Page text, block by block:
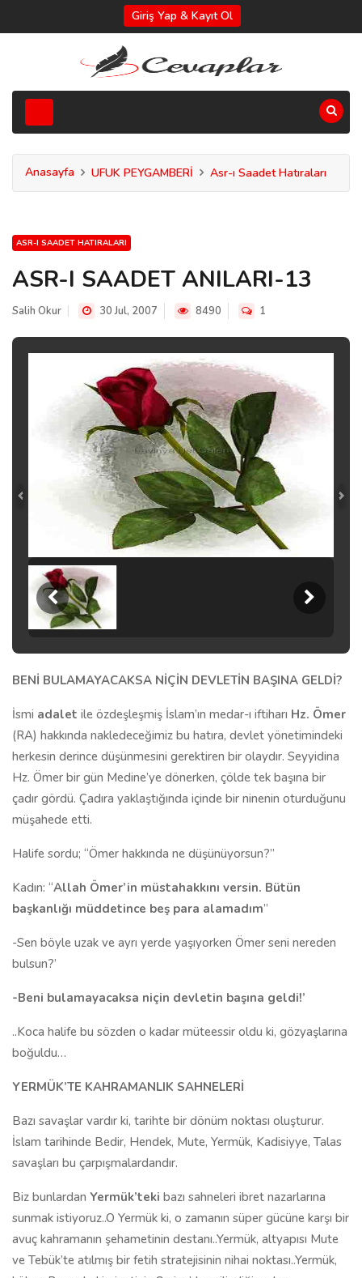
Giriş Yap & Kayıt Ol
Anasayfa UFUK PEYGAMBERİ Asr-ı Saadet Hatıraları
ASR-I SAADET HATIRALARI
ASR-I SAADET ANILARI-13
Salih Okur 30 Jul, 2007 8490 1
BENİ BULAMAYACAKSA NİÇİN DEVLETİN BAŞINA GELDİ?
İsmi adalet ile özdeşleşmiş İslam’ın medar-ı iftiharı Hz. Ömer
(RA) hakkında nakledeceğimiz bu hatıra, devlet yönetimindeki
herkesin derince düşünmesini gerektiren bir olaydır. Seyyidina
Hz. Ömer bir gün Medine’ye dönerken, çölde tek başına bir
çadır gördü. Çadıra yaklaştığında içinde bir ninenin oturduğunu
müşahede etti.
Halife sordu; “Ömer hakkında ne düşünüyorsun?”
Kadın: “Allah Ömer’in müstahakkını versin. Bütün
başkanlığı müddetince beş para alamadım”
-Sen böyle uzak ve ayrı yerde yaşıyorken Ömer seni nereden
bulsun?’
-Beni bulamayacaksa niçin devletin başına geldi!’
..Koca halife bu sözden o kadar müteessir oldu ki, gözyaşlarına
boğuldu…
YERMÜK’TE KAHRAMANLIK SAHNELERİ
Bazı savaşlar vardır ki, tarihte bir dönüm noktası oluşturur.
İslam tarihinde Bedir, Hendek, Mute, Yermük, Kadisiyye, Talas
savaşları bu çarpışmalardandır.
Biz bunlardan Yermük’teki bazı sahneleri ibret nazarlarına
sunmak istiyoruz..O Yermük ki, o zamanın süper gücüne karşı bir
avuç kahramanın şehametinin destanı..Yermük, altyapısı Mute
ve Tebük’te atılmış bir fetih stratejisinin nihai noktası..Yermük,